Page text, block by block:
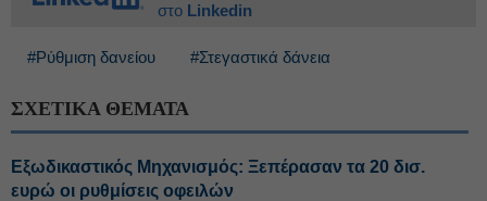
στο Linkedin
#Ρύθμιση δανείου #Στεγαστικά δάνεια
ΣΧΕΤΙΚΑ ΘΕΜΑΤΑ
Εξωδικαστικός Μηχανισμός: Ξεπέρασαν τα 20 δισ.
ευρώ οι ρυθμίσεις οφειλών